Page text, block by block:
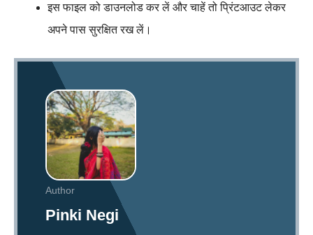
इस फाइल को डाउनलोड कर लें और चाहें तो प्रिंटआउट लेकर
अपने पास सुरक्षित रख लें।
Author
Pinki Negi